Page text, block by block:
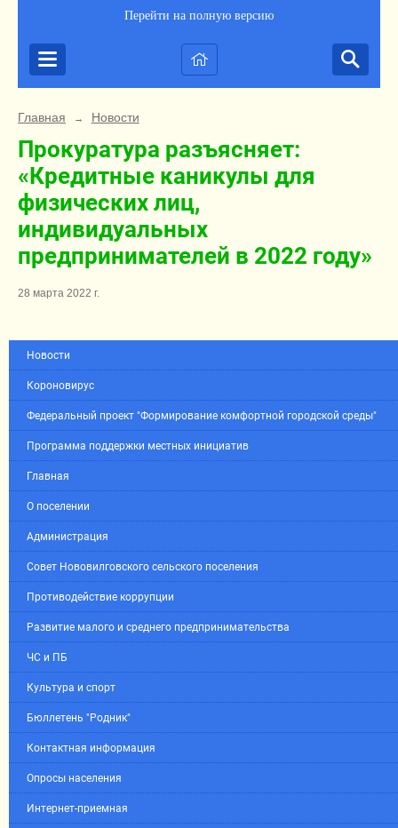
Перейти на полную версию
Главная → Новости
Прокуратура разъясняет:
«Кредитные каникулы для
физических лиц,
индивидуальных
предпринимателей в 2022 году»
28 марта 2022 г.
Новости
Короновирус
Федеральный проект "Формирование комфортной городской среды"
Программа поддержки местных инициатив
Главная
О поселении
Администрация
Совет Нововилговского сельского поселения
Противодействие коррупции
Развитие малого и среднего предпринимательства
ЧС и ПБ
Культура и спорт
Бюллетень "Родник"
Контактная информация
Опросы населения
Интернет-приемная